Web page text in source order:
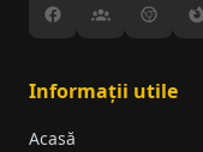
Informații utile
Acasă